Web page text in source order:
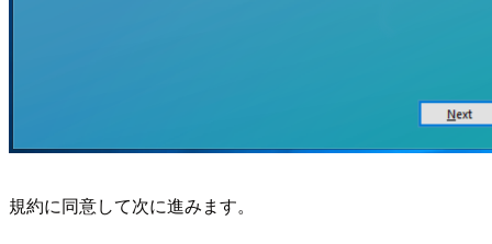
規約に同意して次に進みます。